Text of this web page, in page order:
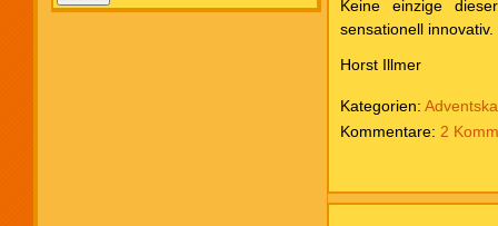
Keine einzige
sensationell
Horst Illmer
Kategorien:
2